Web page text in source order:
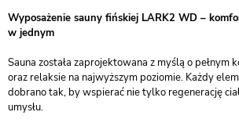
Wyposażenie sauny fińskiej LARK2 WD –
w jednym
Sauna została zaprojektowana z myślą o pełnym
oraz relaksie na najwyższym poziomie. Każdy
dobrano tak, by wspierać nie tylko regenerację
umysłu.